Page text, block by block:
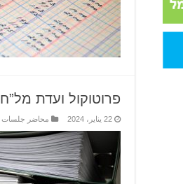
פרוטוקול ועדת מל”ח
22 يناير، 2024 محاضر جلسات 2024 ישיבות 2024